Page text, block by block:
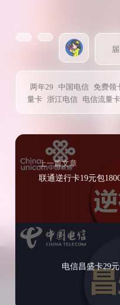
两年29 中国电信 免费领
量卡 浙江电信 电信流量卡
上一篇文章